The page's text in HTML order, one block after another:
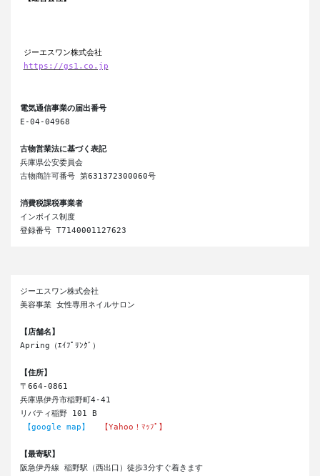
ジーエスワン株式会社
https://gs1.co.jp
電気通信事業の届出番号
E-04-04968
古物営業法に基づく表記
兵庫県公安委員会
古物商許可番号 第631372300060号
消費税課税事業者
インボイス制度
登録番号 T7140001127623
ジーエスワン株式会社
美容事業 女性専用ネイルサロン
【店舗名】
Apring（ｴｲﾌﾟﾘﾝｸﾞ）
【住所】
〒664-0861
兵庫県伊丹市稲野町4-41
リバティ稲野 101 B
【google map】
【Yahoo！ﾏｯﾌﾟ】
【最寄駅】
阪急伊丹線 稲野駅（西出口）徒歩3分すぐ着きます